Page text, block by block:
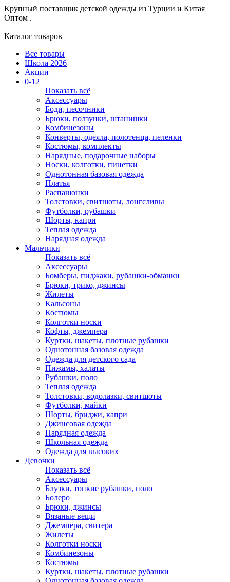
Крупный поставщик детской одежды из Турции и Китая
Оптом .
Каталог товаров
Все товары
Школа 2026
Акции
0-12
Показать всё
Аксессуары
Боди, песочники
Брюки, ползунки, штанишки
Комбинезоны
Конверты, одеяла, полотенца, пеленки
Костюмы, комплекты
Нарядные, подарочные наборы
Носки, колготки, пинетки
Однотонная базовая одежда
Платья
Распашонки
Толстовки, свитшоты, лонгсливы
Футболки, рубашки
Шорты, капри
Теплая одежда
Нарядная одежда
Мальчики
Показать всё
Аксессуары
Бомберы, пиджаки, рубашки-обманки
Брюки, трико, джинсы
Жилеты
Кальсоны
Костюмы
Колготки носки
Кофты, джемпера
Куртки, шакеты, плотные рубашки
Однотонная базовая одежда
Одежда для детского сада
Пижамы, халаты
Рубашки, поло
Теплая одежда
Толстовки, водолазки, свитшоты
Футболки, майки
Шорты, бриджи, капри
Джинсовая одежда
Нарядная одежда
Школьная одежда
Одежда для высоких
Девочки
Показать всё
Аксессуары
Блузки, тонкие рубашки, поло
Болеро
Брюки, джинсы
Вязаные вещи
Джемпера, свитера
Жилеты
Колготки носки
Комбинезоны
Костюмы
Куртки, шакеты, плотные рубашки